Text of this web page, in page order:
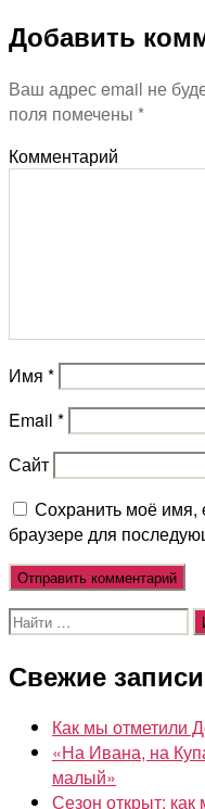
Добавить
Ваш адрес email не
поля помечены *
Комментарий
Имя *
Email *
Сайт
Сохранить моё имя,
браузере для
Поиск:
Свежие записи
Как мы отметили
«На Ивана, на
малый»
Сезон открыт: